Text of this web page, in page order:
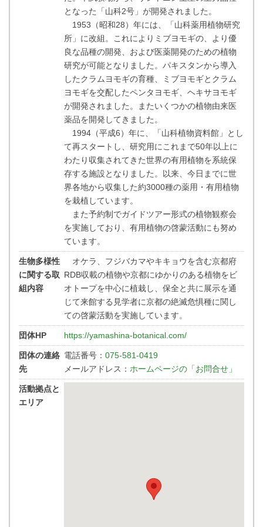
となった「山科2号」が開発されました。
1953（昭和28）年には、「山科薬用植物研究
所」に改組。これによりミブヨモギの、より優
良な品種の開発、および医薬開発のための植物
研究が可能となりました。パキスタンから導入
したクラムヨモギの育種、ミブヨモギとクラム
ヨモギを交配したペンタヨモギ、ヘキサヨモギ
が開発されました。またいくつかの植物由来医
薬品を開発してきました。
1994（平成6）年に、「山科植物資料館」とし
て再スタートし、研究用にこれまで50年以上に
わたり収集されてきた世界の有用植物を系統保
存する施設となりました。以来、今日までに世
界各地から収集した約3000種の薬用・有用植物
を栽植しています。
また予約制でガイドツアー形式の植物観察会
を実施しており、有用植物の啓蒙活動にも努め
ています。
生物多様性
に関する取
組内容
オケラ、フジバカマやキキョウを含む京都府
RDB収載の植物や京都にゆかりのある植物をビ
オトープを中心に植栽し、保全と共に展示を通
じて来館する見学者に京都の絶滅危惧種に関し
ての啓蒙活動を実施しています。
団体HP https://yamashina-botanical.com/
団体の連絡
先
電話番号： 075-581-0419
メールアドレス： ホームページの「お問合せ」
活動拠点と
エリア